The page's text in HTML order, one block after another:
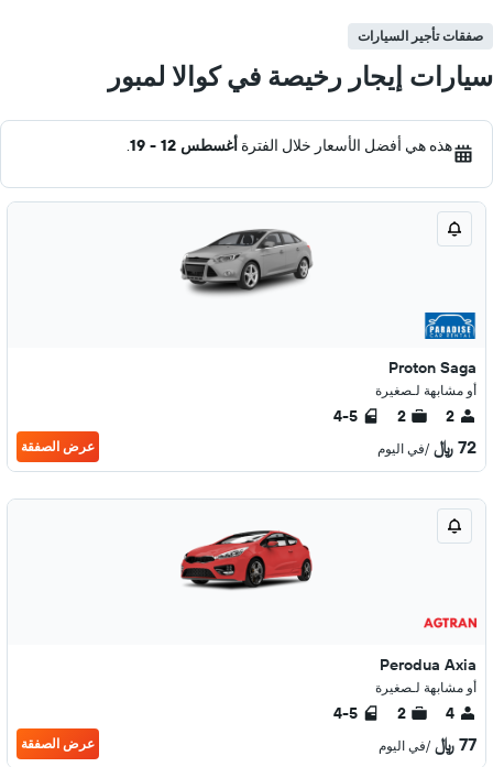
صفقات تأجير السيارات
سيارات إيجار رخيصة في كوالا لمبور
هذه هي أفضل الأسعار خلال الفترة أغسطس 12 - 19 .
Proton Saga
أو مشابهة لـصغيرة
2
2
4-5
72 ﷼ /في اليوم عرض الصفقة
Perodua Axia
أو مشابهة لـصغيرة
4
2
4-5
77 ﷼ /في اليوم عرض الصفقة